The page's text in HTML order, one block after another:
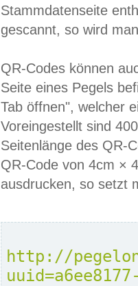
Stammdatenseite
gescannt, so wird
QR-Codes können
Seite eines Pegels
Tab öffnen", welcher
Voreingestellt sind
Seitenlänge des QR-
QR-Code von 4cm ×
ausdrucken, so setzt
http://